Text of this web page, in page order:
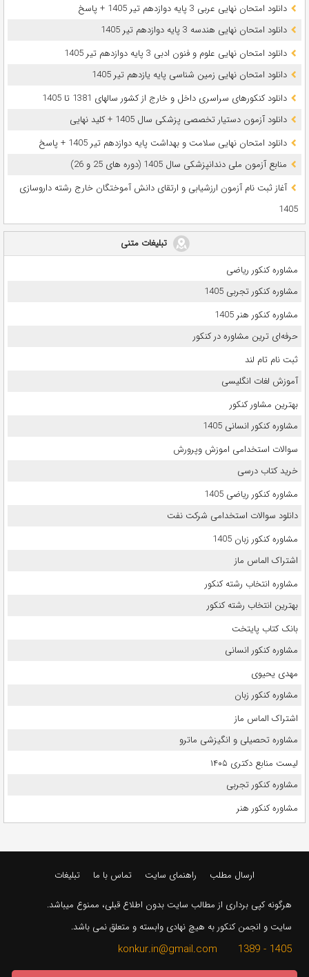
دانلود امتحان نهایی عربی 3 پایه دوازدهم تیر 1405 + پاسخ
دانلود امتحان نهایی هندسه 3 پایه دوازدهم تیر 1405
دانلود امتحان نهایی علوم و فنون ادبی 3 پایه دوازدهم تیر 1405
دانلود امتحان نهایی زمین شناسی پایه یازدهم تیر 1405
دانلود کنکورهای سراسری داخل و خارج از کشور سالهای 1381 تا 1405
دانلود آزمون دستیار تخصصی پزشکی سال 1405 + کلید نهایی
دانلود امتحان نهایی سلامت و بهداشت پایه دوازدهم تیر 1405 + پاسخ
ﻣﻨﺎﺑﻊ آزﻣﻮن ﻣﻠﯽ دندانپزشکی سال 1405 (دوره های 25 و 26)
آغاز ثبت نام آزمون‌ ارزشیابی و ارتقای دانش آموختگان خارج رشته داروسازی
1405
تبلیغات متنی
مشاوره کنکور ریاضی
مشاوره کنکور تجربی 1405
مشاوره کنکور هنر 1405
حرفه‌ای ترین مشاوره در کنکور
ثبت نام تام لند
آموزش لغات انگلیسی
بهترین مشاور کنکور
مشاوره کنکور انسانی 1405
سوالات استخدامی اموزش وپرورش
خرید کتاب درسی
مشاوره کنکور ریاضی 1405
دانلود سوالات استخدامی شرکت نفت
مشاوره کنکور زبان 1405
اشتراک الماس ماز
مشاوره انتخاب رشته کنکور
بهترین انتخاب رشته کنکور
بانک کتاب پایتخت
مشاوره کنکور انسانی
مهدی یحیوی
مشاوره کنکور زبان
اشتراک الماس ماز
مشاوره تحصیلی و انگیزشی ماترو
لیست منابع دکتری ۱۴۰۵
مشاوره کنکور تجربی
مشاوره کنکور هنر
ارسال مطلب راهنمای سایت تماس با ما تبلیغات
هرگونه کپی برداری از مطالب سایت بدون اطلاع قبلی، ممنوع میباشد.
سایت و انجمن کنکور به هیچ نهادی وابسته و متعلق نمی باشد.
1405 - 1389 konkur.in@gmail.com